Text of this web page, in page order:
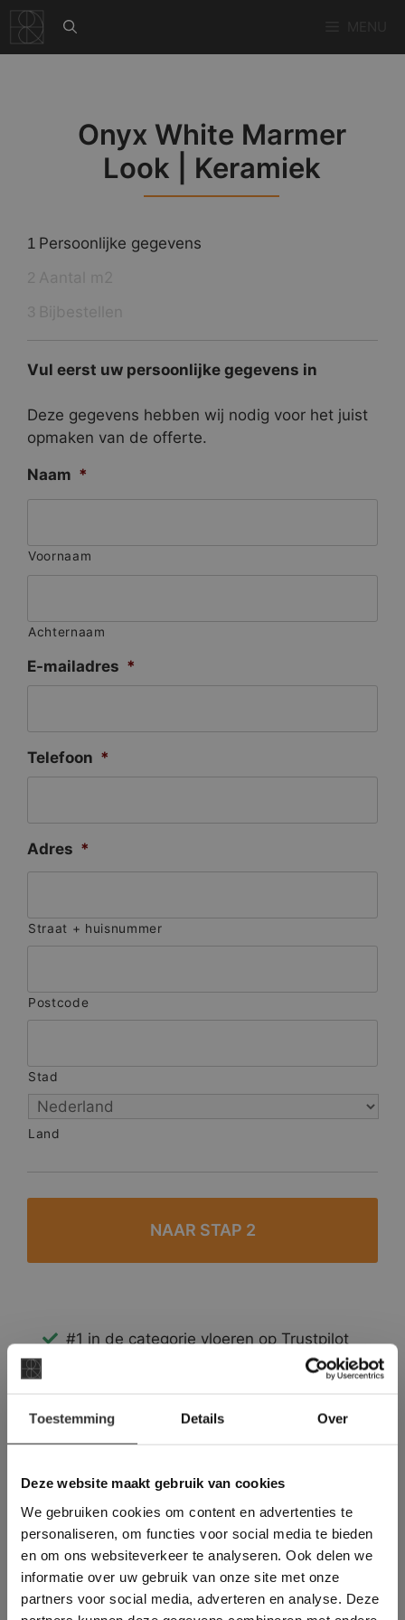
Toestemming Details Over
Deze website maakt gebruik van cookies
We gebruiken cookies om content en advertenties te
personaliseren, om functies voor social media te bieden
en om ons websiteverkeer te analyseren. Ook delen we
informatie over uw gebruik van onze site met onze
partners voor social media, adverteren en analyse. Deze
naar
de
Onyx White Marmer
Look | Keramiek
1 Persoonlijke gegevens
Vul eerst uw persoonlijke gegevens in
Deze gegevens hebben wij nodig voor het juist
opmaken van de offerte.
Naam *
Voornaam
Achternaam
E-mailadres *
Telefoon *
Adres *
Straat + huisnummer
Postcode
Stad
Land
#1 in de categorie vloeren op Trustpilot
Binnen 24 uur een passende offerte
Meer dan 500 m2 showroom
Deze website maakt
gebruik van cookies.
This Cookie Banner was deleted and is no
longer working. Please contact the website
administrator.
Deze website gebruikt cookies om de
gebruikerservaring te verbeteren. Door
gebruik te maken van onze website geeft u
toestemming voor alle cookies in
overeenstemming met ons cookiebeleid.Lees
verder